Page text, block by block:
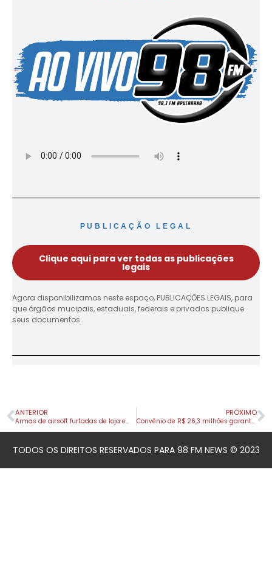
PUBLICAÇÃO LEGAL
Clique aqui para ver todas as publicações
legais
Agora disponibilizamos neste espaço, PUBLICAÇÕES LEGAIS, para
que órgãos mucipais, estaduais, federais e privados publique
seus documentos.
ANTERIOR
Armas de airsoft furtadas de loja em Apucarana são recuperadas pela PM
PRÓXIMO
Convênio de R$ 26,3 milhões garante viadutos e trincheira na PR-444, em Mandaguari
TODOS OS DIREITOS RESERVADOS PARA 98 FM NEWS © 2023